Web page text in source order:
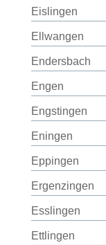
Eislingen
Ellwangen
Endersbach
Engen
Engstingen
Eningen
Eppingen
Ergenzingen
Esslingen
Ettlingen